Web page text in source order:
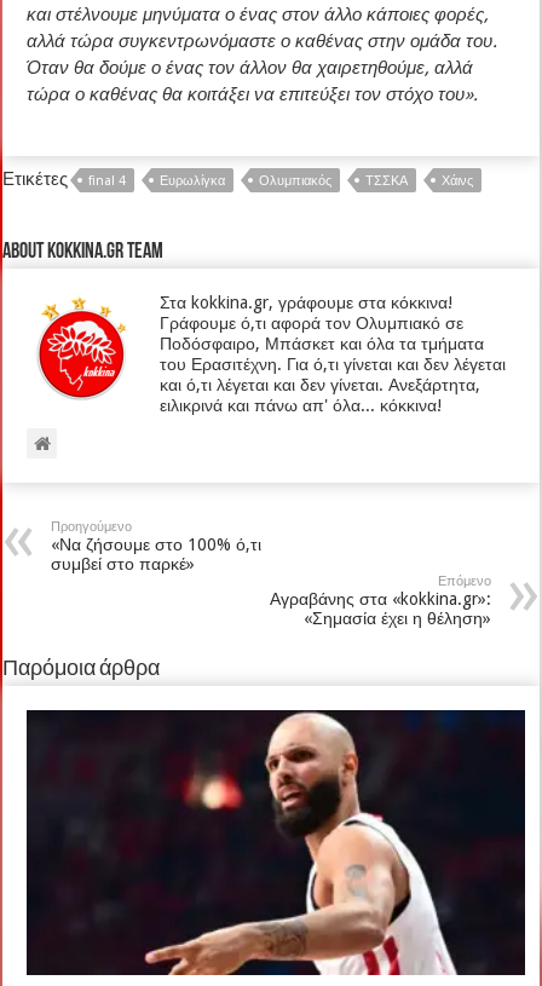
και στέλνουμε μηνύματα ο ένας στον άλλο κάποιες φορές,
αλλά τώρα συγκεντρωνόμαστε ο καθένας στην ομάδα του.
Όταν θα δούμε ο ένας τον άλλον θα χαιρετηθούμε, αλλά
τώρα ο καθένας θα κοιτάξει να επιτεύξει τον στόχο του».
Ετικέτες final 4 Ευρωλίγκα Ολυμπιακός ΤΣΣΚΑ Χάινς
About kokkina.gr TEAM
Στα kokkina.gr, γράφουμε στα κόκκινα!
Γράφουμε ό,τι αφορά τον Ολυμπιακό σε
Ποδόσφαιρο, Μπάσκετ και όλα τα τμήματα
του Ερασιτέχνη. Για ό,τι γίνεται και δεν λέγεται
και ό,τι λέγεται και δεν γίνεται. Ανεξάρτητα,
ειλικρινά και πάνω απ' όλα... κόκκινα!
Προηγούμενο
«Να ζήσουμε στο 100% ό,τι
συμβεί στο παρκέ»
Επόμενο
Αγραβάνης στα «kokkina.gr»:
«Σημασία έχει η θέληση»
Παρόμοια άρθρα